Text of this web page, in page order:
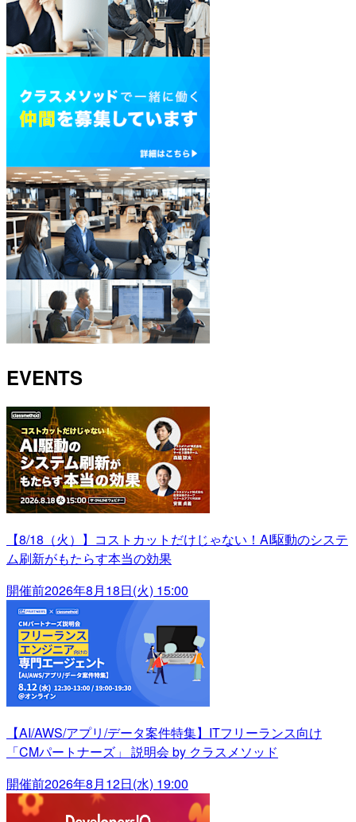
EVENTS
【8/18（火）】コストカットだけじゃない！AI駆動のシステ
ム刷新がもたらす本当の効果
開催前2026年8月18日(火) 15:00
【AI/AWS/アプリ/データ案件特集】ITフリーランス向け
「CMパートナーズ」 説明会 by クラスメソッド
開催前2026年8月12日(水) 19:00